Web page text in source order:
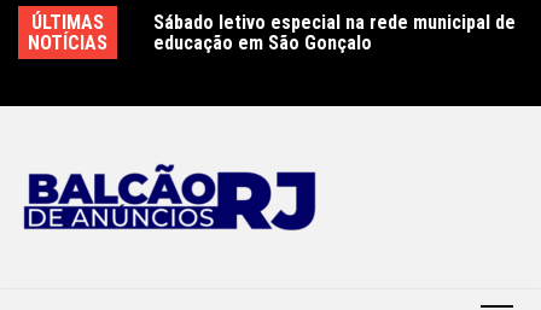
para
ÚLTIMAS
NOTÍCIAS
Olímpicos e
e
do Rio de
Sábado letivo especial na rede municipal de
educação em São Gonçalo